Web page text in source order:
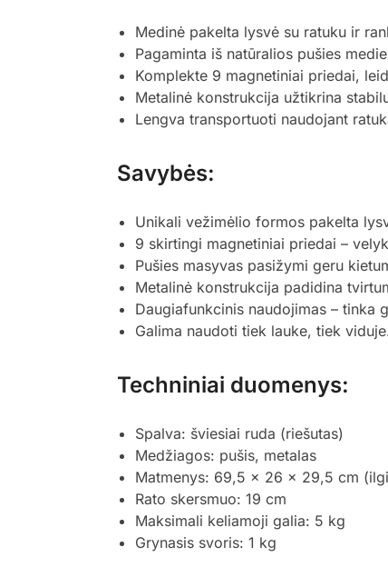
Medinė pakelta lysvė su ratuku ir
Pagaminta iš natūralios pušies
Komplekte 9 magnetiniai priedai,
Metalinė konstrukcija užtikrina
Lengva transportuoti naudojant
Savybės:
Unikali vežimėlio formos pakelta
9 skirtingi magnetiniai priedai –
Pušies masyvas pasižymi geru
Metalinė konstrukcija padidina
Daugiafunkcinis naudojimas – tinka
Galima naudoti tiek lauke, tiek
Techniniai duomenys:
Spalva: šviesiai ruda (riešutas)
Medžiagos: pušis, metalas
Matmenys: 69,5 x 26 x 29,5 cm
Rato skersmuo: 19 cm
Maksimali keliamoji galia: 5 kg
Grynasis svoris: 1 kg